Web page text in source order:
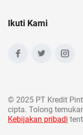
Ikuti Kami
© 2025 PT Kredit
cipta. Tolong
Kebijakan pribadi